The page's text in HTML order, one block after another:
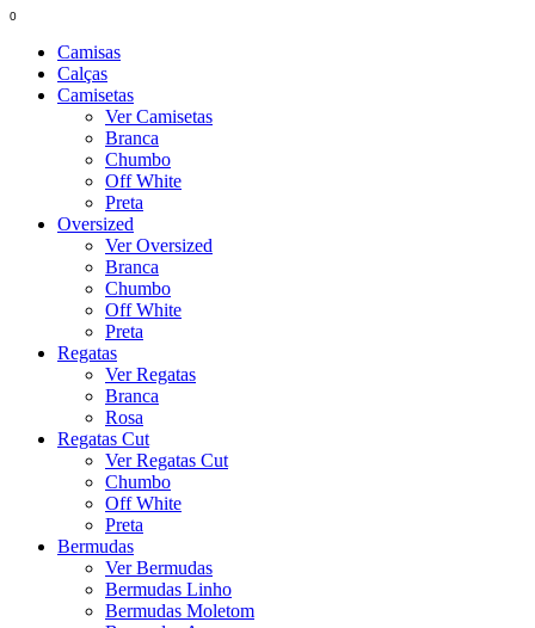
0
Camisas
Calças
Camisetas
Ver Camisetas
Branca
Chumbo
Off White
Preta
Oversized
Ver Oversized
Branca
Chumbo
Off White
Preta
Regatas
Ver Regatas
Branca
Rosa
Regatas Cut
Ver Regatas Cut
Chumbo
Off White
Preta
Bermudas
Ver Bermudas
Bermudas Linho
Bermudas Moletom